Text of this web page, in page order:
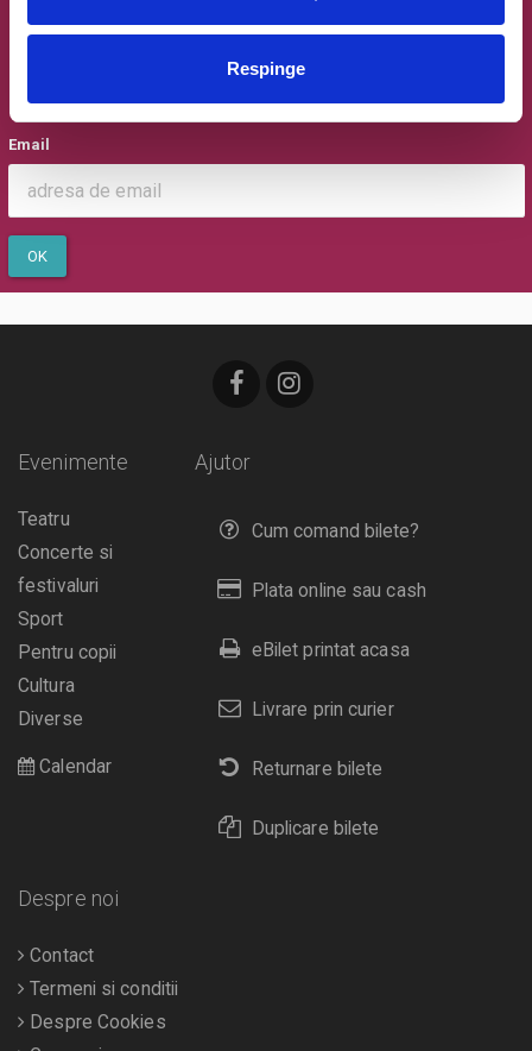
Respinge
Newsletter @ Bilete.ro
evenimente.
Email
OK
Ajutor
Cum comand bilete?
Plata online sau cash
eBilet printat acasa
Livrare prin curier
Returnare bilete
Duplicare bilete
Evenimente
Teatru
Concerte si
festivaluri
Sport
Pentru copii
Cultura
Diverse
Calendar
Despre noi
Contact
Termeni si conditii
Despre Cookies